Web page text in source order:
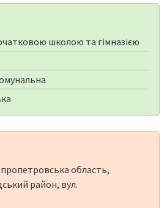
школою та гімназією
область,
район, вул.